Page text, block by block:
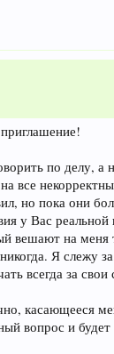
по делу, а
все
но пока они
у Вас
вешают на меня
Я слежу
всегда за свои
касающееся
вопрос и